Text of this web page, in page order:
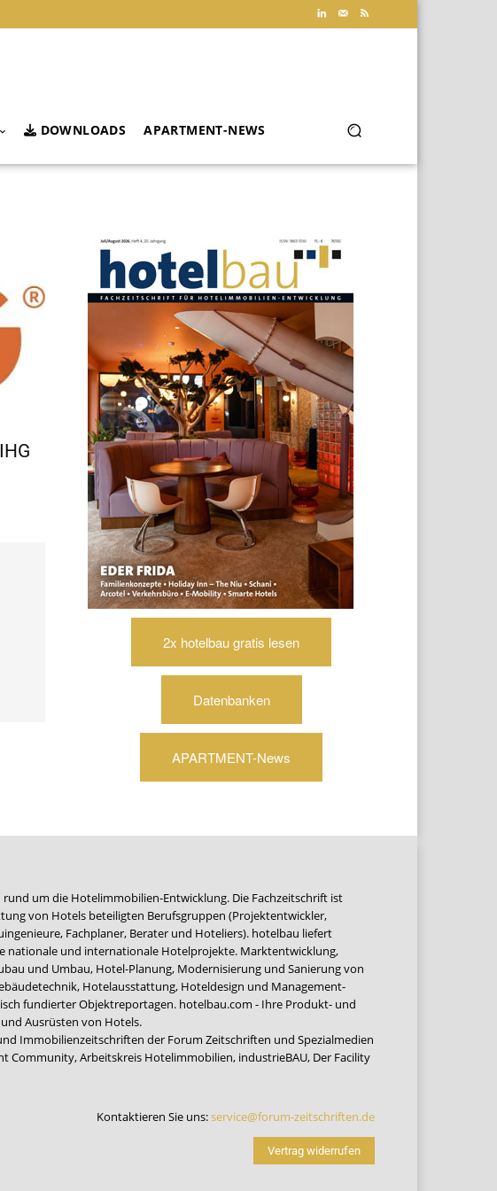
DOWNLOADS APARTMENT-NEWS
2x hotelbau gratis lesen
Datenbanken
APARTMENT-News
um die Hotelimmobilien-Entwicklung. Die Fachzeitschrift ist
von Hotels beteiligten Berufsgruppen (Projektentwickler,
Fachplaner, Berater und Hoteliers). hotelbau liefert
und internationale Hotelprojekte. Marktentwicklung,
und Umbau, Hotel-Planung, Modernisierung und Sanierung von
Hotelausstattung, Hoteldesign und Management-
fundierter Objektreportagen. hotelbau.com - Ihre Produkt- und
Ausrüsten von Hotels.
Immobilienzeitschriften der Forum Zeitschriften und Spezialmedien
Community,Arbeitskreis Hotelimmobilien, industrieBAU, Der Facility
Kontaktieren Sie uns:service@forum-zeitschriften.de
Vertrag widerrufen